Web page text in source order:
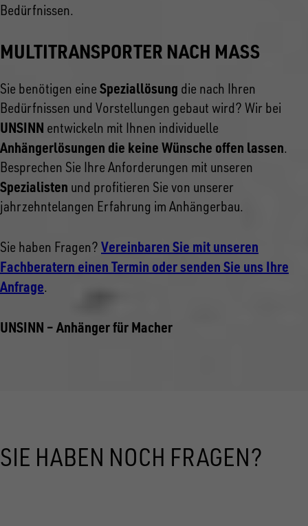
Bedürfnissen.
MULTITRANSPORTER NACH MASS
Sie benötigen eine Speziallösung die nach Ihren
Bedürfnissen und Vorstellungen gebaut wird? Wir bei
UNSINN entwickeln mit Ihnen individuelle
Anhängerlösungen die keine Wünsche offen lassen.
Besprechen Sie Ihre Anforderungen mit unseren
Spezialisten und profitieren Sie von unserer
jahrzehntelangen Erfahrung im Anhängerbau.
Sie haben Fragen? Vereinbaren Sie mit unseren
Fachberatern einen Termin oder senden Sie uns Ihre
Anfrage.
UNSINN – Anhänger für Macher
SIE HABEN NOCH FRAGEN?